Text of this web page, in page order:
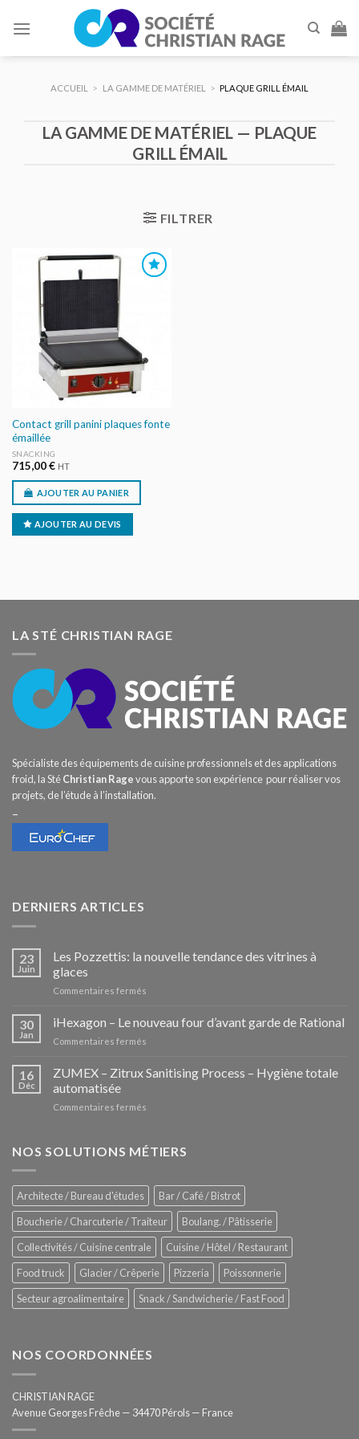
ACCUEIL > LA GAMME DE MATÉRIEL > PLAQUE GRILL ÉMAIL
LA GAMME DE MATÉRIEL — PLAQUE
GRILL ÉMAIL
FILTRER
AJOUTER
AU DEVIS
Contact grill panini plaques fonte
émaillée
SNACKING
715,00€ HT
AJOUTER AU PANIER
AJOUTER AU DEVIS
LA STÉ CHRISTIAN RAGE
Spécialiste des équipements de cuisine professionnels et des applications
froid, la StéChristian Ragevous apporte son expérience pour réaliser vos
projets, de l’étude à l’installation.
–
DERNIERS ARTICLES
23
Juin
Les Pozzettis: la nouvelle tendance des vitrines à
glaces
Commentaires fermés
Pozzettis:
la
des
30
Jan
iHexagon – Le nouveau four d’avant garde de Rational
Commentaires fermés
–
Le
de
16
Déc
ZUMEX – Zitrux Sanitising Process – Hygiène totale
automatisée
Commentaires fermés
Zitrux
–
Hygiène
totale
automatisée
NOS SOLUTIONS MÉTIERS
Architecte / Bureau d'études
Bar / Café / Bistrot
Boucherie / Charcuterie / Traiteur
Boulang. / Pâtisserie
Collectivités / Cuisine centrale
Cuisine / Hôtel / Restaurant
Food truck
Glacier / Crêperie Pizzeria
Poissonnerie
Secteur agroalimentaire
Snack / Sandwicherie / Fast Food
NOS COORDONNÉES
CHRISTIAN RAGE
Avenue Georges Frêche — 34470 Pérols — France